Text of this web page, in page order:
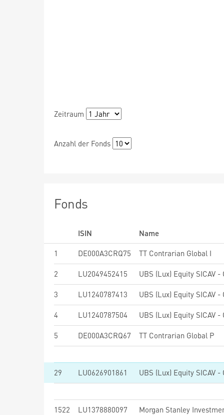
Zeitraum
Anzahl der Fonds
Fonds
ISIN
Name
1
DE000A3CRQ75 TT Contrarian Global I
2 LU2049452415
3 LU1240787413
4 LU1240787504
5 DE000A3CRQ67 TT Contrarian Global P
29 LU0626901861
1522 LU1378880097